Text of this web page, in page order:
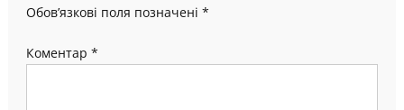
Обов’язкові поля позначені *
Коментар *